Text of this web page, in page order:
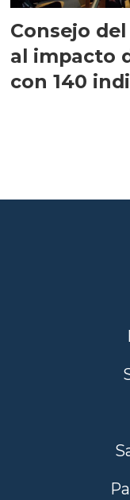
Consejo
al impacto
con 140